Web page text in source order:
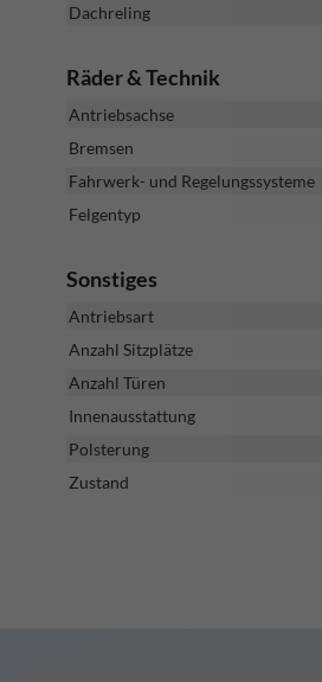
Dachreling
Räder & Technik
Antriebsachse
Bremsen
Fahrwerk- und Regelungssysteme
Felgentyp
Sonstiges
Antriebsart
Anzahl Sitzplätze
Anzahl Türen
Innenausstattung
Polsterung
Zustand